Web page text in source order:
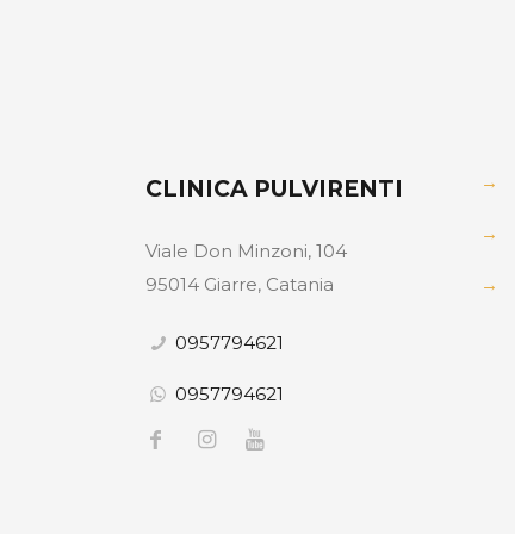
CLINICA PULVIRENTI
Viale Don Minzoni, 104
95014 Giarre, Catania
0957794621
0957794621
→
→
→